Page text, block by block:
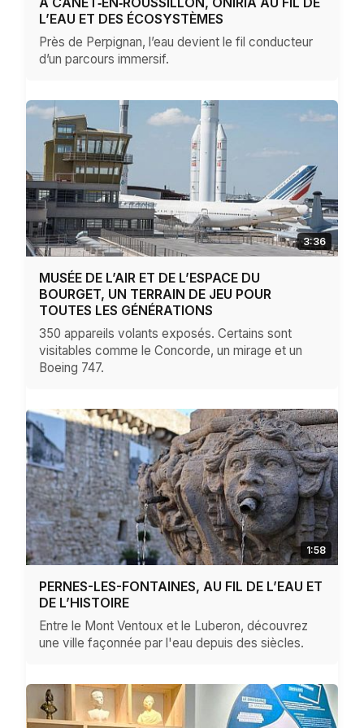
L’EAU ET DES ÉCOSYSTÈMES
Près de Perpignan, l’eau devient le fil conducteur
d’un parcours immersif.
3:36
MUSÉE DE L’AIR ET DE L’ESPACE DU
BOURGET, UN TERRAIN DE JEU POUR
TOUTES LES GÉNÉRATIONS
350 appareils volants exposés. Certains sont
visitables comme le Concorde, un mirage et un
Boeing 747.
1:58
PERNES-LES-FONTAINES, AU FIL DE L’EAU ET
DE L’HISTOIRE
Entre le Mont Ventoux et le Luberon, découvrez
une ville façonnée par l'eau depuis des siècles.